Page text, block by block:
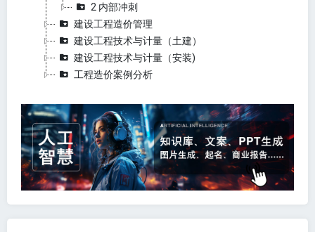
2 内部冲刺
建设工程造价管理
建设工程技术与计量（土建）
建设工程技术与计量（安装)
工程造价案例分析